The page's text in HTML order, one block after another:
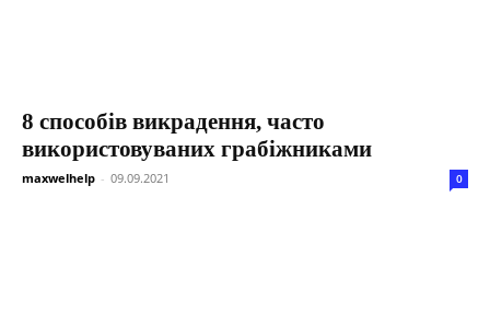
8 способів викрадення, часто
використовуваних грабіжниками
maxwelhelp - 09.09.2021 0